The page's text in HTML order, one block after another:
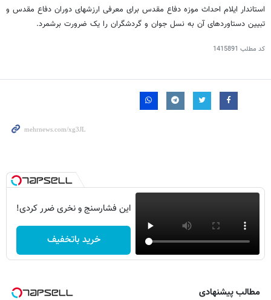
استاندار ایلام احداث موزه دفاع مقدس برای معرفی ارزشهای دوران دفاع مقدس و
تبیین دستاوردهای آن به نسل جوان و گردشگران را یک ضرورت برشمرد.
کد مطلب 1415891
این فشارسنج و نخری ضرر کردی!
خرید باتخفیف
مطالب پیشنهادی